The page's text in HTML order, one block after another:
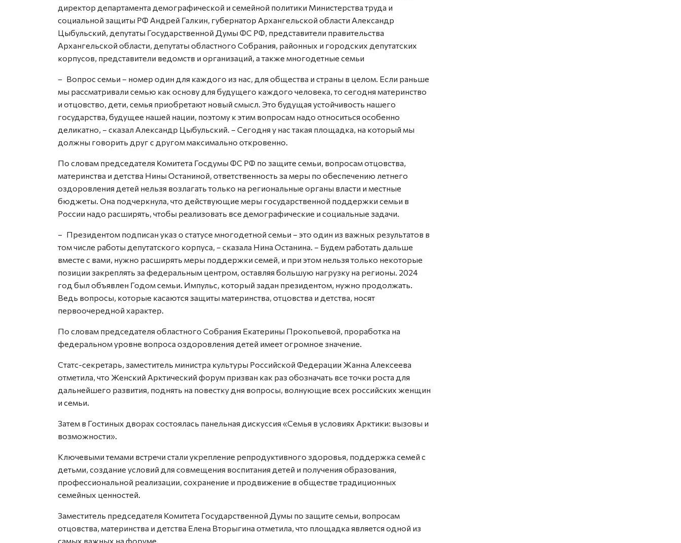
директор департамента демографической и семейной политики Министерства труда и
социальной защиты РФ Анд­рей Галкин, губернатор Архангельской области Александр
Цыбульский, депутаты Государственной Думы ФС РФ, представители правительства
Архангельской области, депутаты областного Собрания, районных и городских депутатских
корпусов, представители ведомств и организаций, а также многодетные семьи
– Вопрос семьи – номер один для каждого из нас, для общества и страны в целом. Если раньше
мы рассматривали семью как основу для будущего каждого человека, то сегодня материнство
и отцовство, дети, семья приобретают новый смысл. Это будущая устойчивость нашего
государства, будущее нашей нации, поэтому к этим вопросам надо относиться особенно
деликатно, – сказал Александр Цыбульский. – Сегодня у нас такая площадка, на который мы
должны говорить друг с другом максимально откровенно.
По словам председателя Комитета Госдумы ФС РФ по защите семьи, воп­росам отцовства,
материнства и детства Нины Останиной, ответственность за меры по обеспечению летнего
оздоровления детей нельзя возлагать только на региональные органы власти и местные
бюджеты. Она подчеркнула, что дейст­вующие меры государственной поддержки семьи в
России надо расширять, чтобы реализовать все демографические и социальные задачи.
– Президентом подписан указ о статусе многодетной семьи – это один из важных результатов в
том числе работы депутатского корпуса, – сказала Нина Останина. – Будем работать дальше
вместе с вами, нужно расширять меры поддержки семей, и при этом нельзя только некоторые
позиции закреплять за федеральным центром, оставляя большую нагрузку на регионы. 2024
год был объявлен Годом семьи. Импульс, который задан президентом, нужно продолжать.
Ведь вопросы, которые касаются защиты материнства, отцовства и детства, носят
первоочередной характер.
По словам председателя областного Собрания Екатерины Прокопьевой, проработка на
федеральном уровне воп­роса оздоровления детей имеет огромное значение.
Статс-секретарь, заместитель минист­ра культуры Российской Федерации Жанна Алексеева
отметила, что Женский Арктический форум призван как раз обозначать все точки роста для
дальнейшего развития, поднять на повестку дня вопросы, волнующие всех российских женщин
и семьи.
Затем в Гостиных дворах состоялась панельная дискуссия «Семья в условиях Арктики: вызовы и
возможности».
Ключевыми темами встречи стали укрепление репродуктивного здоровья, поддержка семей с
детьми, создание условий для совмещения воспитания детей и получения образования,
профессиональной реализации, сохранение и продвижение в обществе традиционных
семейных ценностей.
Заместитель председателя Комитета Государственной Думы по защите семьи, вопросам
отцовства, материнства и детства Елена Вторыгина отметила, что площадка является одной из
самых важных на форуме.